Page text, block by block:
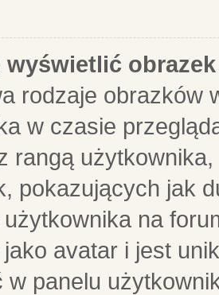
wyświetlić
rodzaje obrazków
w czasie
rangą
pokazujących jak
na
avatar i jest
w panelu